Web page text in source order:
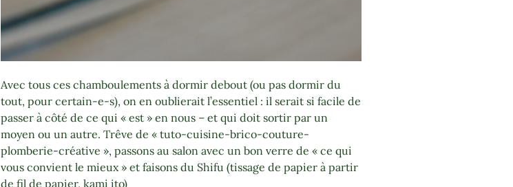
Avec tous ces chamboulements à dormir debout (ou pas dormir du
tout, pour certain-e-s), on en oublierait l’essentiel : il serait si facile de
passer à côté de ce qui « est » en nous – et qui doit sortir par un
moyen ou un autre. Trêve de « tuto-cuisine-brico-couture-
plomberie-créative », passons au salon avec un bon verre de « ce qui
vous convient le mieux » et faisons du Shifu (tissage de papier à partir
de fil de papier, kami ito)